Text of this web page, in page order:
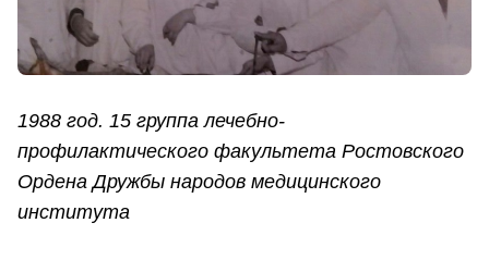
1988 год. 15 группа лечебно-
профилактического факультета Ростовского
Ордена Дружбы народов медицинского
института